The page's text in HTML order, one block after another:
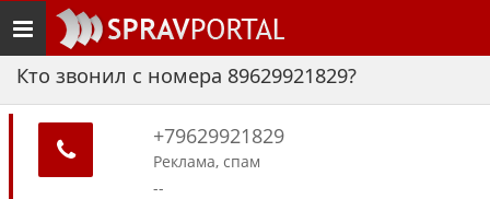
Toggle
navigation
Кто звонил с номера 89629921829?
+79629921829
Реклама, спам
--